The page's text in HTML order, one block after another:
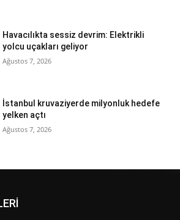
Havacılıkta sessiz devrim: Elektrikli
yolcu uçakları geliyor
Ağustos 7, 2026
İstanbul kruvaziyerde milyonluk hedefe
yelken açtı
Ağustos 7, 2026